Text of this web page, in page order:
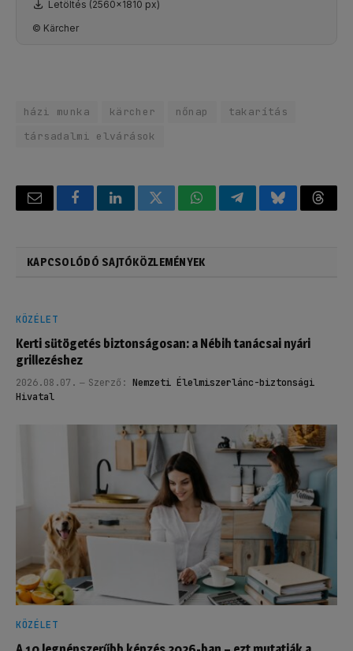
Letöltés (2560x1810 px)
© Kärcher
házi munka kärcher nőnap
takarítás
társadalmi elvárások
Email FacebookLinkedInTwitterWhatsAppTelegramBluesky
KAPCSOLÓDÓ SAJTÓKÖZLEMÉNYEK
KÖZÉLET
Kerti sütögetés biztonságosan: a Nébih tanácsai nyári
grillezéshez
2026.08.07. Szerző: Nemzeti Élelmiszerlánc-biztonsági
Hivatal
KÖZÉLET